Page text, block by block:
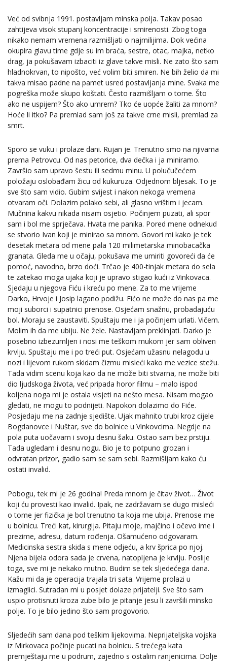
Već od svibnja 1991. postavljam minska polja. Takav posao
zahtijeva visok stupanj koncentracije i smirenosti. Zbog toga
nikako nemam vremena razmišljati o najmilijima. Dok većina
okupira glavu time gdje su im braća, sestre, otac, majka, netko
drag, ja pokušavam izbaciti iz glave takve misli. Ne zato što sam
hladnokrvan, to nipošto, već volim biti smiren. Ne bih želio da mi
takva misao padne na pamet usred postavljanja mine. Svaka me
pogreška može skupo koštati. Često razmišljam o tome. Što
ako ne uspijem? Što ako umrem? Tko će uopće žaliti za mnom?
Hoće li itko? Pa premlad sam još za takve crne misli, premlad za
smrt.
Sporo se vuku i prolaze dani. Rujan je. Trenutno smo na njivama
prema Petrovcu. Od nas petorice, dva dečka i ja miniramo.
Završio sam upravo šestu ili sedmu minu. U polučučećem
položaju oslobađam žicu od kukuruza. Odjednom bljesak. To je
sve što sam vidio. Gubim svijest i nakon nekoga vremena
otvaram oči. Dolazim polako sebi, ali glasno vrištim i jecam.
Mučnina kakvu nikada nisam osjetio. Počinjem puzati, ali spor
sam i bol me sprječava. Hvata me panika. Pored mene odnekud
se stvorio Ivan koji je minirao sa mnom. Govori mi kako je tek
desetak metara od mene pala 120 milimetarska minobacačka
granata. Gleda me u očaju, pokušava me umiriti govoreći da će
pomoć, navodno, brzo doći. Trčao je 400-tinjak metara do sela
te zatekao moga ujaka koji je upravo stigao kući iz Vinkovaca.
Sjedaju u njegova Fiću i kreću po mene. Za to me vrijeme
Darko, Hrvoje i Josip lagano podižu. Fićo ne može do nas pa me
moji suborci i supatnici prenose. Osjećam snažnu, probadajuću
bol. Moraju se zaustaviti. Spuštaju me i ja počinjem urlati. Vičem.
Molim ih da me ubiju. Ne žele. Nastavljam preklinjati. Darko je
posebno izbezumljen i nosi me teškom mukom jer sam obliven
krvlju. Spuštaju me i po treći put. Osjećam užasnu nelagodu u
nozi i lijevom rukom skidam čizmu misleći kako me vezice stežu.
Tada vidim scenu koja kao da ne može biti stvarna, ne može biti
dio ljudskoga života, već pripada horor filmu – malo ispod
koljena noga mi je ostala visjeti na nešto mesa. Nisam mogao
gledati, ne mogu to podnijeti. Napokon dolazimo do Fiće.
Posjedaju me na zadnje sjedište. Ujak mahnito trubi kroz cijele
Bogdanovce i Nuštar, sve do bolnice u Vinkovcima. Negdje na
pola puta uočavam i svoju desnu šaku. Ostao sam bez prstiju.
Tada ugledam i desnu nogu. Bio je to potpuno grozan i
odvratan prizor, gadio sam se sam sebi. Razmišljam kako ću
ostati invalid.
Pobogu, tek mi je 26 godina! Preda mnom je čitav život… Život
koji ću provesti kao invalid. Ipak, ne zadržavam se dugo misleći
o tome jer fizička je bol trenutno ta koja me ubija. Prenose me
u bolnicu. Treći kat, kirurgija. Pitaju moje, majčino i očevo ime i
prezime, adresu, datum rođenja. Ošamućeno odgovaram.
Medicinska sestra skida s mene odjeću, a krv šprica po njoj.
Njena bijela odora sada je crvena, natopljena je krvlju. Poslije
toga, sve mi je nekako mutno. Budim se tek sljedećega dana.
Kažu mi da je operacija trajala tri sata. Vrijeme prolazi u
izmaglici. Sutradan mi u posjet dolaze prijatelji. Sve što sam
uspio protisnuti kroza zube bilo je pitanje jesu li završili minsko
polje. To je bilo jedino što sam progovorio.
Sljedećih sam dana pod teškim lijekovima. Neprijateljska vojska
iz Mirkovaca počinje pucati na bolnicu. S trećega kata
premještaju me u podrum, zajedno s ostalim ranjenicima. Dolje